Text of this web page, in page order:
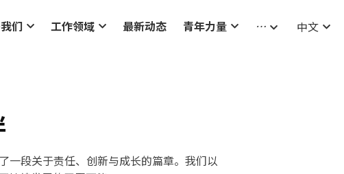
们 工作领域 最新动态 青年力量 … 中文
一段关于责任、创新与成长的篇章。我们以